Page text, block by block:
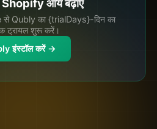
आय बढ़ाएं
Qubly का {trialDays}-दिन का
ट्रायल शुरू करें।
इंस्टॉल करें →